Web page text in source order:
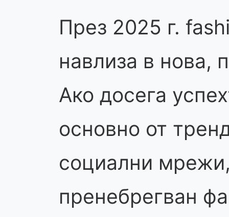
През 2025 г.
навлиза в нова,
Ако досега
основно от
социални
пренебрегван